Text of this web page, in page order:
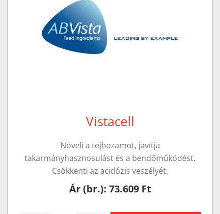
Vistacell
Növeli a tejhozamot, javítja
takarmányhasznosulást és a bendőműködést.
Csökkenti az acidózis veszélyét.
Ár (br.): 73.609 Ft